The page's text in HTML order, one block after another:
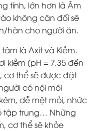
tính, lớn hơn là Âm
không cân đối sẽ
hàn cho người ăn.
là Axit và Kiềm.
kiềm (pH = 7,35 đến
cơ thể sẽ được đặt
có nội môi
dễ mệt mỏi, nhức
tập trung… Những
cơ thể sẽ khỏe